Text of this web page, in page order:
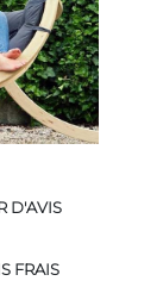
D'AVIS
FRAIS